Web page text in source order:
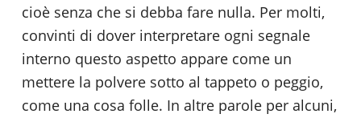
cioè senza che si debba fare nulla. Per molti,
convinti di dover interpretare ogni segnale
interno questo aspetto appare come un
mettere la polvere sotto al tappeto o peggio,
come una cosa folle. In altre parole per alcuni,